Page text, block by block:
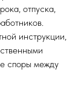
отпуска,
инструкции,
споры между